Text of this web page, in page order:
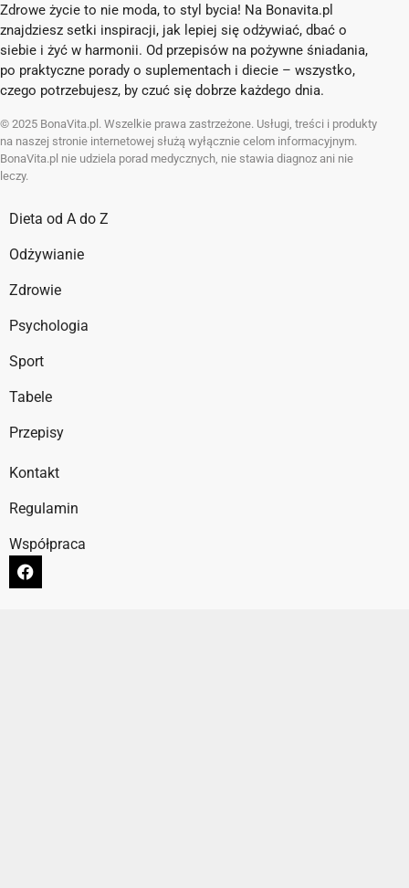
Zdrowe życie to nie moda, to styl bycia! Na Bonavita.pl
znajdziesz setki inspiracji, jak lepiej się odżywiać, dbać o
siebie i żyć w harmonii. Od przepisów na pożywne śniadania,
po praktyczne porady o suplementach i diecie – wszystko,
czego potrzebujesz, by czuć się dobrze każdego dnia.
© 2025 BonaVita.pl. Wszelkie prawa zastrzeżone. Usługi, treści i produkty
na naszej stronie internetowej służą wyłącznie celom informacyjnym.
BonaVita.pl nie udziela porad medycznych, nie stawia diagnoz ani nie
leczy.
Dieta od A do Z
Odżywianie
Zdrowie
Psychologia
Sport
Tabele
Przepisy
Kontakt
Regulamin
Współpraca